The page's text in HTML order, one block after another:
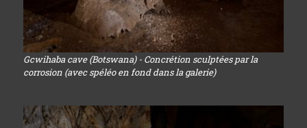
Gcwihaba cave (Botswana) - Concrétion sculptées par la
corrosion (avec spéléo en fond dans la galerie)